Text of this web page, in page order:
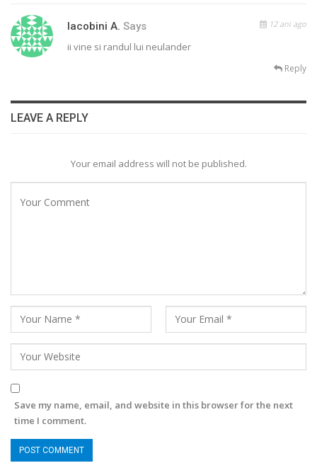
Iacobini A. Says 12 ani ago
ii vine si randul lui neulander
Reply
LEAVE A REPLY
Your email address will not be published.
Save my name, email, and website in this browser for the next
time I comment.